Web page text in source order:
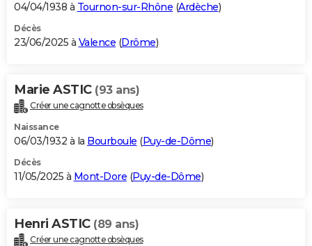
04/04/1938 à Tournon-sur-Rhône (Ardèche)
Décès
23/06/2025 à Valence (Drôme)
Marie ASTIC (93 ans)
Créer une cagnotte obsèques
Naissance
06/03/1932 à la Bourboule (Puy-de-Dôme)
Décès
11/05/2025 à Mont-Dore (Puy-de-Dôme)
Henri ASTIC (89 ans)
Créer une cagnotte obsèques